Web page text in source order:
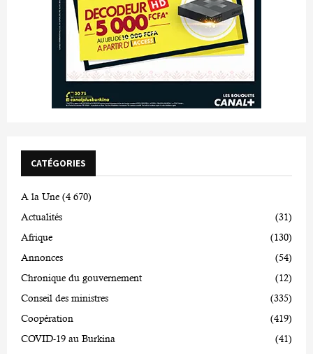
CATÉGORIES
A la Une (4 670)
Actualités
(31)
Afrique
(130)
Annonces
(54)
Chronique du gouvernement
(12)
Conseil des ministres
(335)
Coopération
(419)
COVID-19 au Burkina
(41)